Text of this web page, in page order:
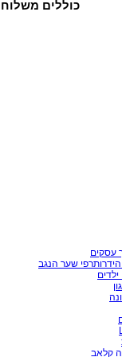
כוללים משלוח
עסקים
שער הנגב
ילדים
קלאב